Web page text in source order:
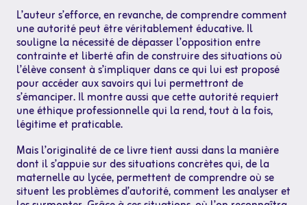
L’auteur s’efforce, en revanche, de comprendre comment
une autorité peut être véritablement éducative. Il
souligne la nécessité de dépasser l’opposition entre
contrainte et liberté afin de construire des situations où
l’élève consent à s’impliquer dans ce qui lui est proposé
pour accéder aux savoirs qui lui permettront de
s’émanciper. Il montre aussi que cette autorité requiert
une éthique professionnelle qui la rend, tout à la fois,
légitime et praticable.
Mais l’originalité de ce livre tient aussi dans la manière
dont il s’appuie sur des situations concrètes qui, de la
maternelle au lycée, permettent de comprendre où se
situent les problèmes d’autorité, comment les analyser et